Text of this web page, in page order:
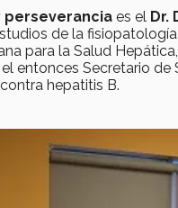
perseverancia es el Dr.
de la
para la Salud
entonces Secretario de
hepatitis B.